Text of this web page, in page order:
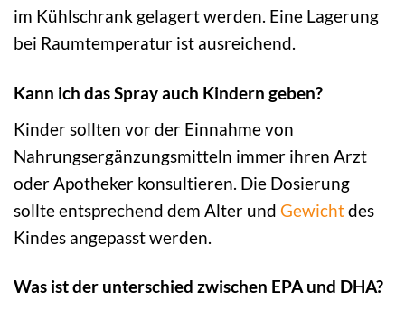
im Kühlschrank gelagert werden. Eine Lagerung
bei Raumtemperatur ist ausreichend.
Kann ich das Spray auch Kindern geben?
Kinder sollten vor der Einnahme von
Nahrungsergänzungsmitteln immer ihren Arzt
oder Apotheker konsultieren. Die Dosierung
sollte entsprechend dem Alter und Gewichtdes
Kindes angepasst werden.
Was ist der unterschied zwischen EPA und DHA?